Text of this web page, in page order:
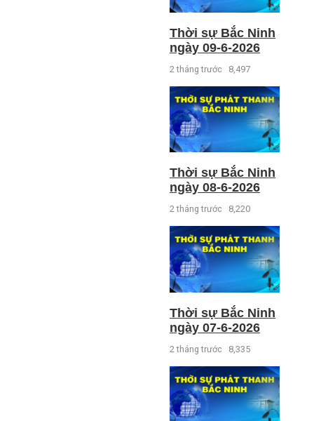
Thời sự Bắc Ninh
ngày 09-6-2026
2 tháng trước 8,497
Thời sự Bắc Ninh
ngày 08-6-2026
2 tháng trước 8,220
Thời sự Bắc Ninh
ngày 07-6-2026
2 tháng trước 8,335